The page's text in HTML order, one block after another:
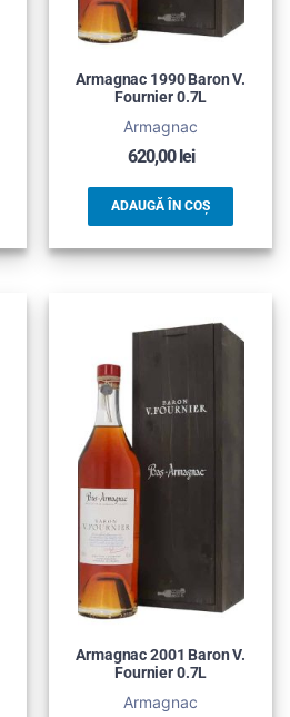
Armagnac 1990 Baron V.
Fournier 0.7L
Armagnac
620,00lei
ADAUGĂ ÎN COȘ
Armagnac 2001 Baron V.
Fournier 0.7L
Armagnac